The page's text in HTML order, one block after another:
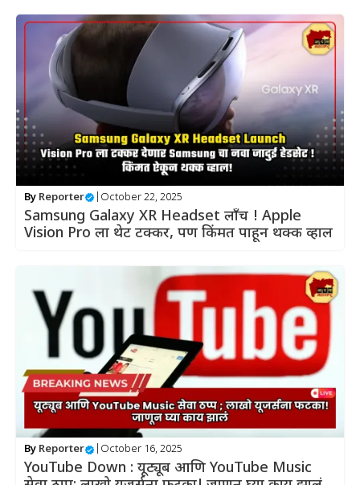
By Reporter October 22, 2025
Samsung Galaxy XR Headset लाँच ! Apple
Vision Pro ला थेट टक्कर, पण किंमत पाहून थक्क व्हाल
By Reporter October 16, 2025
YouTube Down : यूट्यूब आणि YouTube Music